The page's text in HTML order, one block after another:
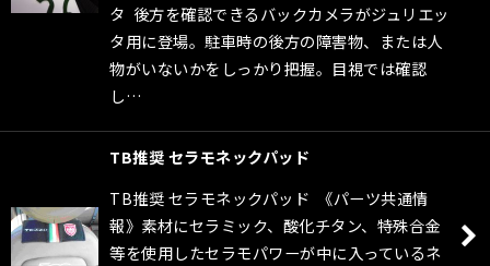
タ 後方を確認できるバックカメラがジュリエッ
タ用に登場。駐車時の後方の障害物、または人
物がいないかをしっかり把握。目視では確認
し…
TB推奨 セラモネックパッド
TB推奨 セラモネックパッド 《パーツ共通情
報》素材にセラミック、酸化チタン、特殊合金
等を使用したセラモパワーが中に入っているネ